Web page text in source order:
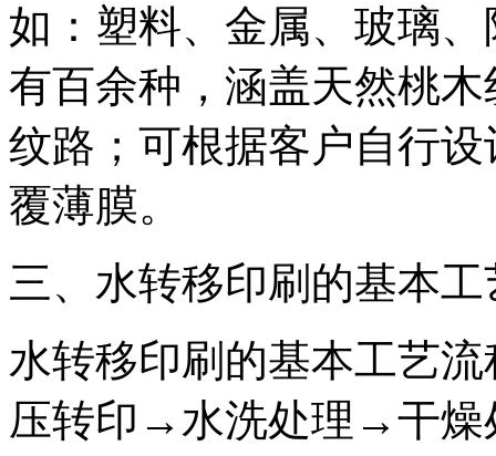
如：塑料、金属、玻璃
有百余种，涵盖天然桃
纹路；可根据客户自行
覆薄膜。
三、水转移印刷的基本
水转移印刷的基本工艺
压转印→水洗处理→干